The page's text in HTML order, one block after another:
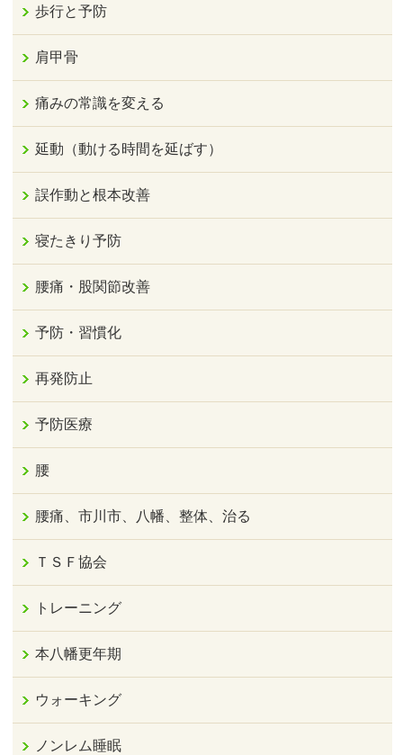
歩行と予防
肩甲骨
痛みの常識を変える
延動（動ける時間を延ばす）
誤作動と根本改善
寝たきり予防
腰痛・股関節改善
予防・習慣化
再発防止
予防医療
腰
腰痛、市川市、八幡、整体、治る
ＴＳＦ協会
トレーニング
本八幡更年期
ウォーキング
ノンレム睡眠